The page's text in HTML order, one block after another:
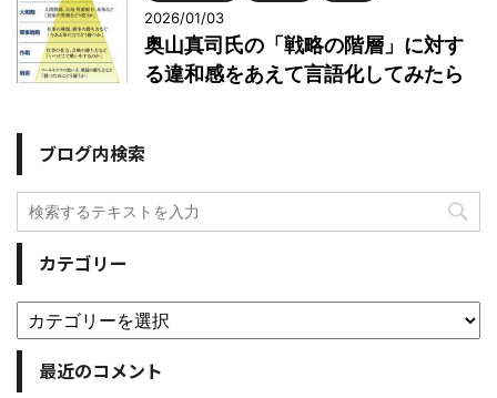
2026/01/03
奥山真司氏の「戦略の階層」に対す
る違和感をあえて言語化してみたら
ブログ内検索
カテゴリー
最近のコメント